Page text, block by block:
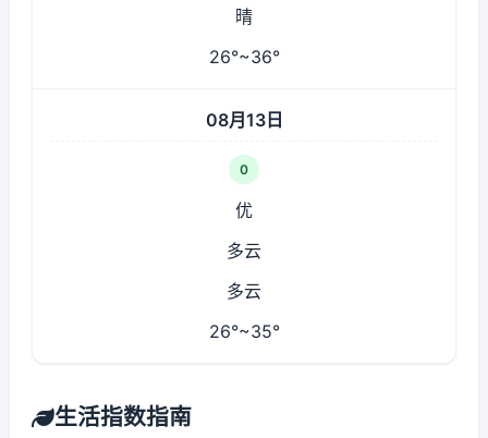
晴
26°~36°
08月13日
0
优
多云
多云
26°~35°
生活指数指南